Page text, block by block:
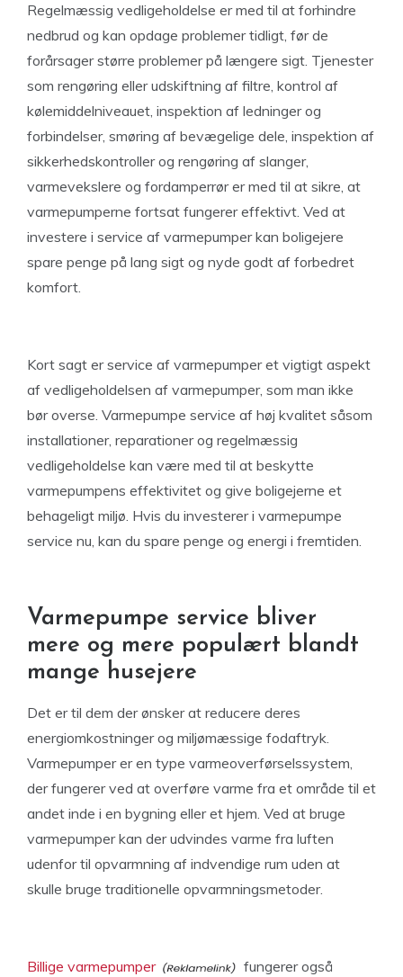
Regelmæssig vedligeholdelse er med til at forhindre
nedbrud og kan opdage problemer tidligt, før de
forårsager større problemer på længere sigt. Tjenester
som rengøring eller udskiftning af filtre, kontrol af
kølemiddelniveauet, inspektion af ledninger og
forbindelser, smøring af bevægelige dele, inspektion af
sikkerhedskontroller og rengøring af slanger,
varmevekslere og fordamperrør er med til at sikre, at
varmepumperne fortsat fungerer effektivt. Ved at
investere i service af varmepumper kan boligejere
spare penge på lang sigt og nyde godt af forbedret
komfort.
Kort sagt er service af varmepumper et vigtigt aspekt
af vedligeholdelsen af varmepumper, som man ikke
bør overse. Varmepumpe service af høj kvalitet såsom
installationer, reparationer og regelmæssig
vedligeholdelse kan være med til at beskytte
varmepumpens effektivitet og give boligejerne et
behageligt miljø. Hvis du investerer i varmepumpe
service nu, kan du spare penge og energi i fremtiden.
Varmepumpe service bliver
mere og mere populært blandt
mange husejere
Det er til dem der ønsker at reducere deres
energiomkostninger og miljømæssige fodaftryk.
Varmepumper er en type varmeoverførselssystem,
der fungerer ved at overføre varme fra et område til et
andet inde i en bygning eller et hjem. Ved at bruge
varmepumper kan der udvindes varme fra luften
udenfor til opvarmning af indvendige rum uden at
skulle bruge traditionelle opvarmningsmetoder.
Billige varmepumper
fungerer også